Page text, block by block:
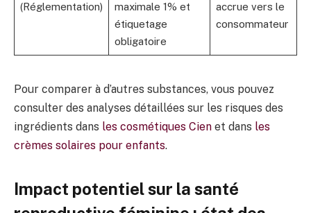
(Réglementation)
maximale 1% et
étiquetage
obligatoire
accrue vers le
consommateur
Pour comparer à d’autres substances, vous pouvez
consulter des analyses détaillées sur les risques des
ingrédients dans les cosmétiques Cien et dans les
crèmes solaires pour enfants.
Impact potentiel sur la santé